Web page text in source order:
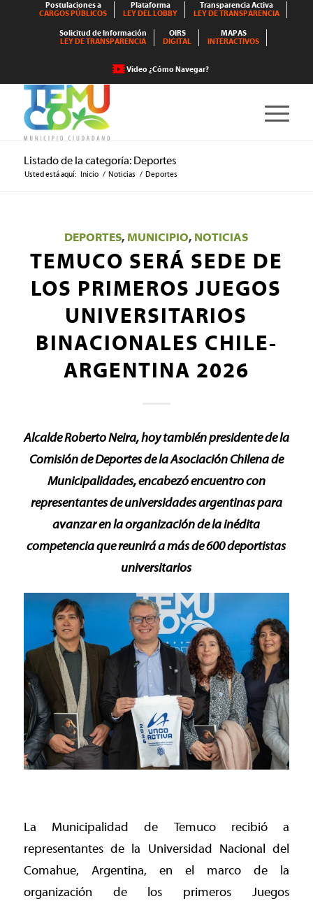
Postulaciones a
CARGOS PÚBLICOS
Plataforma
LEY DEL LOBBY
Transparencia Activa
LEY DE TRANSPARENCIA
Solicitud de Información
LEY DE TRANSPARENCIA
OIRS
DIGITAL
MAPAS
INTERACTIVOS
Video ¿Cómo Navegar?
Listado de la categoría: Deportes
Usted está aquí: Inicio / Noticias / Deportes
DEPORTES, MUNICIPIO, NOTICIAS
TEMUCO SERÁ SEDE DE
LOS PRIMEROS JUEGOS
UNIVERSITARIOS
BINACIONALES CHILE-
ARGENTINA 2026
Alcalde Roberto Neira, hoy también presidente de la
Comisión de Deportes de la Asociación Chilena de
Municipalidades, encabezó encuentro con
representantes de universidades argentinas para
avanzar en la organización de la inédita
competencia que reunirá a más de 600 deportistas
universitarios
La Municipalidad de Temuco recibió a
representantes de la Universidad Nacional del
Comahue, Argentina, en el marco de la
organización de los primeros Juegos